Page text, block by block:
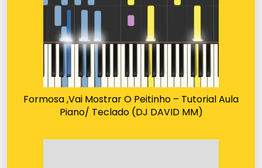
Formosa ,Vai Mostrar O Peitinho – Tutorial Aula
Piano/ Teclado (DJ DAVID MM)